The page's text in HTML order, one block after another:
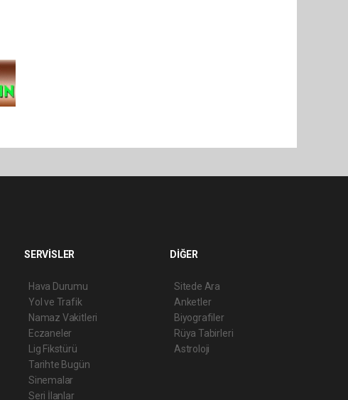
SERVİSLER
Hava Durumu
Yol ve Trafik
Namaz Vakitleri
Eczaneler
Lig Fikstürü
Tarihte Bugün
Sinemalar
Seri İlanlar
DİĞER
Sitede Ara
Anketler
Biyografiler
Rüya Tabirleri
Astroloji